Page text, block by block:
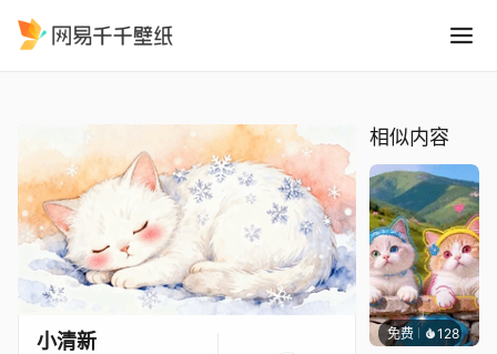
小清新
相似内容
免费 128豆子